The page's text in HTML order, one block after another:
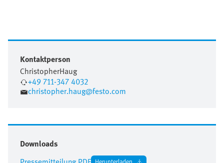
Kontaktperson
ChristopherHaug
+49 711-347 4032
christopher.haug@festo.com
Downloads